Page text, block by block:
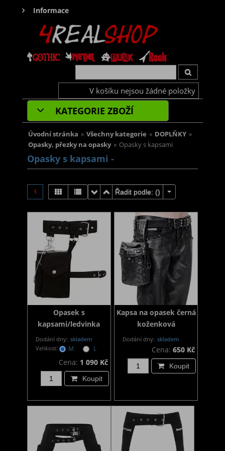
Informace
V košíku nejsou žádné položky
KATEGORIE ZBOŽÍ
Úvodní stránka » Všechny kategorie » DOPLŇKY »
Opasky, přezky na opasky » Opasky s kapsami
Opasky s kapsami -
1 Řadit podle: ()
Opasek s
kapsami/ledvinka
Dodání dny: skladem
Velikost:
M L
Cena: 1 090 Kč
Koupit
Kapsa na opasek černá
koženková
Dodání dny: skladem
Cena: 650 Kč
Koupit